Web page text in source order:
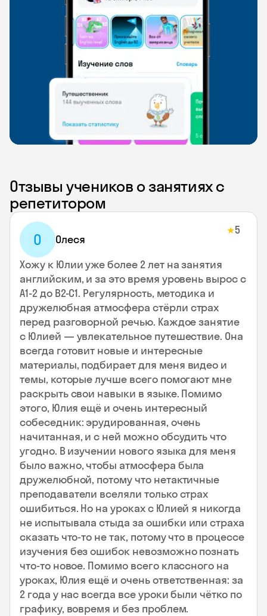
Отзывы учеников о занятиях с
репетитором
О Олеся
★5
Хожу к Юлии уже более 2 лет на занятия
английским, и за это время уровень вырос с
А1-2 до В2-С1. Регулярность, методика и
дружелюбная атмосфера стёрли страх
перед разговорной речью. Каждое занятие
с Юлией — увлекательное путешествие. Она
всегда готовит новые и интересные
материалы, подбирает для меня видео и
темы, которые лучше всего помогают мне
раскрыть свои навыки в языке. Помимо
этого, Юлия ещё и очень интересный
собеседник: эрудированная, очень
начитанная, и с ней можно обсудить что
угодно. В изучении нового языка для меня
было важно, чтобы атмосфера была
дружелюбной, потому что нетактичные
преподаватели вселяли только страх
ошибиться. Но на уроках с Юлией я никогда
не испытывала стыда за ошибки или страха
сказать что-то не так, потому что в процессе
изучения без ошибок невозможно познать
что-то новое. Помимо всего классного на
уроках, Юлия ещё и очень ответственная: за
2 года у нас всегда все уроки были чётко по
графику, вовремя и без проблем.